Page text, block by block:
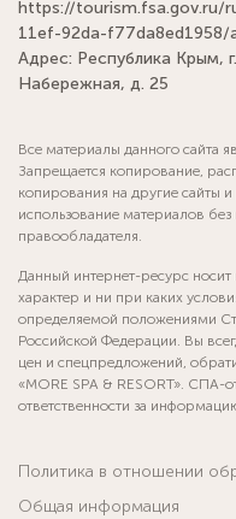
https://
11ef-92da-
Адрес: Республика Крым,
Набережная, д. 25
Все материалы данного сайта
Запрещается копирование,
копирования на другие сайты
использование материалов
правообладателя.
Данный интернет-ресурс
характер и ни при каких
определяемой положениями
Российской Федерации. Вы
цен и спецпредложений,
«MORE SPA & RESORT». СПА-
ответственности за
Политика в отношении
Общая информация